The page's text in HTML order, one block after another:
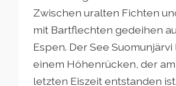
Zwischen uralten Fichten
mit Bartflechten gedeihen
Espen. Der See Suomunjärvi
einem Höhenrücken, der
letzten Eiszeit entstanden